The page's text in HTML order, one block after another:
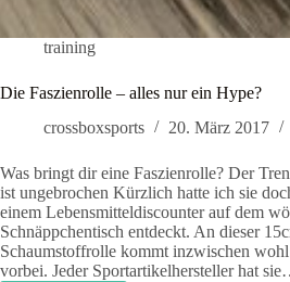
training
Die Faszienrolle – alles nur ein Hype?
crossboxsports
20. März 2017
Was bringt dir eine Faszienrolle? Der
ist ungebrochen Kürzlich hatte ich sie
einem Lebensmitteldiscounter auf dem
Schnäppchentisch entdeckt. An dieser
Schaumstoffrolle kommt inzwischen
vorbei. Jeder Sportartikelhersteller hat